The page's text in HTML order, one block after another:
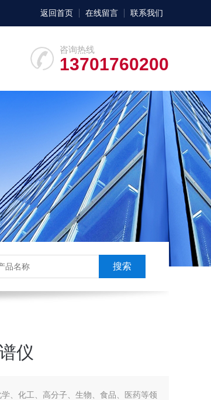
返回首页 在线留言 联系我们
咨询热线
13701760200
仪
、化工、高分子、生物、食品、医药等领